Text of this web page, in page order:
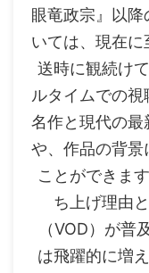
眼竜政宗』以
いては、現在
送時に観続け
ルタイムでの
名作と現代の最
や、作品の背景
ことができま
ち上げ理由
（VOD）が普
は飛躍的に増